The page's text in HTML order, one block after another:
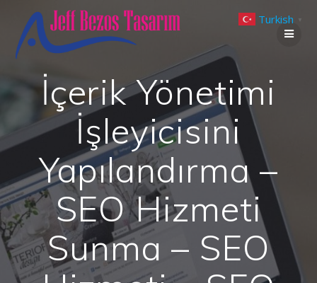
to
İçerik Yönetimi
İşleyicisini
Yapılandırma –
SEO Hizmeti
Sunma – SEO
Turkish ▼